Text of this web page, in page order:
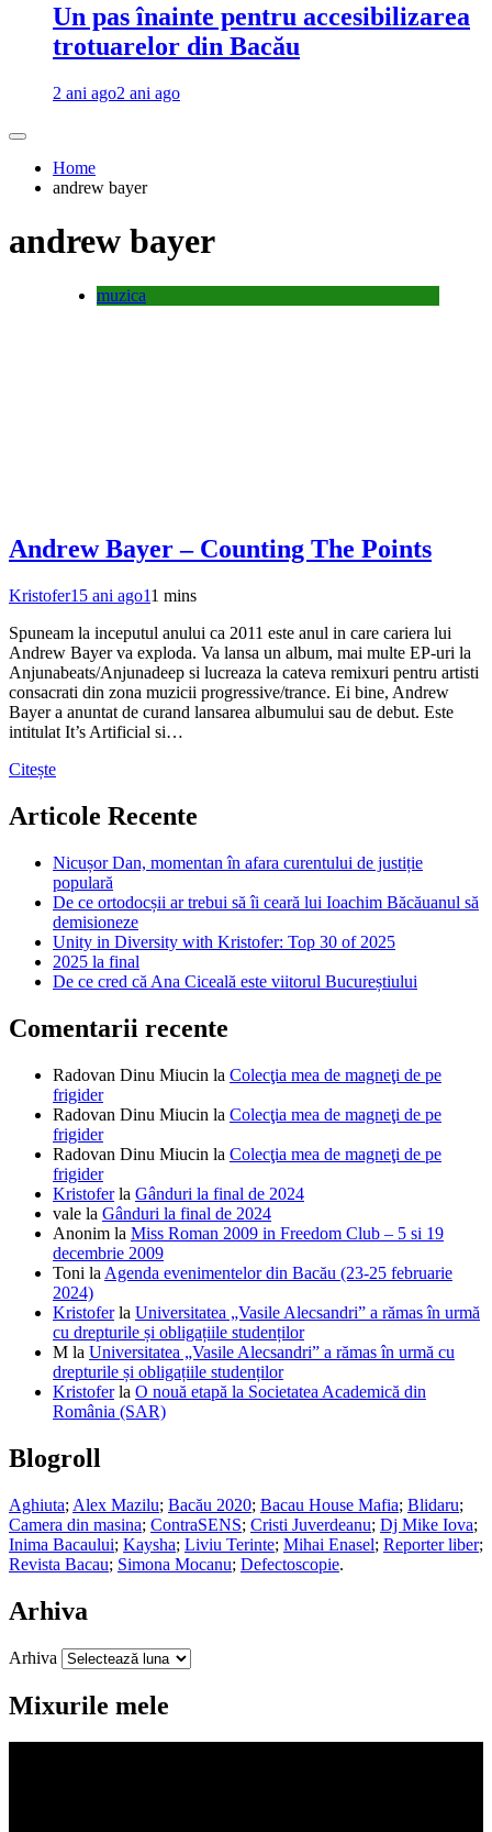
Un pas înainte pentru accesibilizarea
trotuarelor din Bacău
2 ani ago2 ani ago
Home
andrew bayer
andrew bayer
muzica
Andrew Bayer – Counting The Points
Kristofer15 ani ago11 mins
Spuneam la inceputul anului ca 2011 este anul in care cariera lui
Andrew Bayer va exploda. Va lansa un album, mai multe EP-uri la
Anjunabeats/Anjunadeep si lucreaza la cateva remixuri pentru artisti
consacrati din zona muzicii progressive/trance. Ei bine, Andrew
Bayer a anuntat de curand lansarea albumului sau de debut. Este
intitulat It’s Artificial si…
Citește
Articole Recente
Nicușor Dan, momentan în afara curentului de justiție
populară
De ce ortodocșii ar trebui să îi ceară lui Ioachim Băcăuanul să
demisioneze
Unity in Diversity with Kristofer: Top 30 of 2025
2025 la final
De ce cred că Ana Ciceală este viitorul Bucureștiului
Comentarii recente
Radovan Dinu Miucin la Colecţia mea de magneţi de pe
frigider
Radovan Dinu Miucin la Colecţia mea de magneţi de pe
frigider
Radovan Dinu Miucin la Colecţia mea de magneţi de pe
frigider
Kristoferla Gânduri la final de 2024
vale la Gânduri la final de 2024
Anonim la Miss Roman 2009 in Freedom Club – 5 si 19
decembrie 2009
Toni la Agenda evenimentelor din Bacău (23-25 februarie
2024)
Kristoferla Universitatea „Vasile Alecsandri” a rămas în urmă
cu drepturile și obligațiile studenților
M la Universitatea „Vasile Alecsandri” a rămas în urmă cu
drepturile și obligațiile studenților
Kristoferla O nouă etapă la Societatea Academică din
România (SAR)
Blogroll
Aghiuta; Alex Mazilu; Bacău 2020; Bacau House Mafia; Blidaru;
Camera din masina; ContraSENS; Cristi Juverdeanu; Dj Mike Iova;
Inima Bacaului; Kaysha; Liviu Terinte; Mihai Enasel; Reporter liber;
Revista Bacau; Simona Mocanu; Defectoscopie.
Arhiva
Arhiva
Mixurile mele